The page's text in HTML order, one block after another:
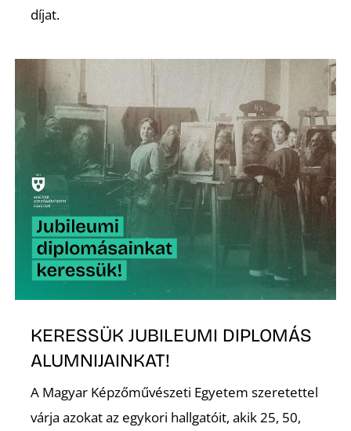
díjat.
KERESSÜK JUBILEUMI DIPLOMÁS
ALUMNIJAINKAT!
A Magyar Képzőművészeti Egyetem szeretettel
várja azokat az egykori hallgatóit, akik 25, 50,